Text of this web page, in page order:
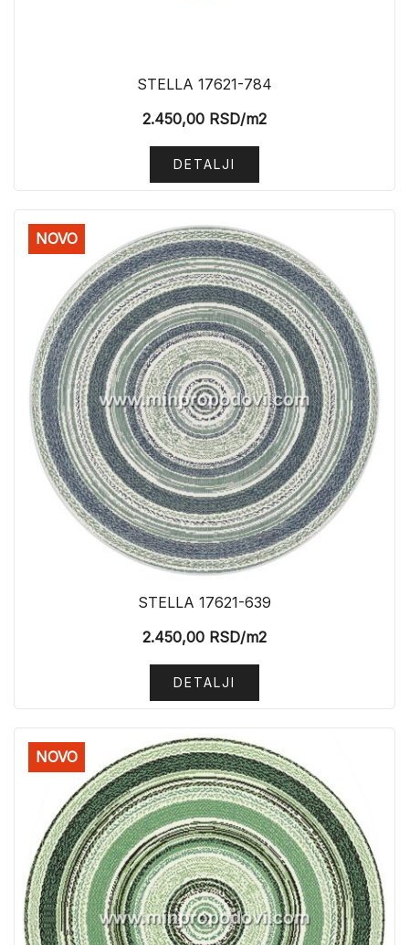
STELLA 17621-784
2.450,00 RSD/m2
DETALJI
NOVO
STELLA 17621-639
2.450,00 RSD/m2
DETALJI
NOVO